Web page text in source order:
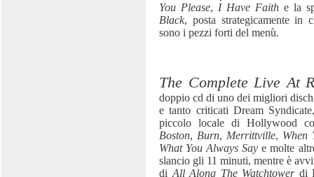
You Please, I Have Faith e la
Black, posta strategicamente in
sono i pezzi forti del menù.
The Complete Live At
doppio cd di uno dei migliori
e tanto criticati Dream
piccolo locale di Hollywood
Boston, Burn, Merrittville, When
What You Always Say e molte
slancio gli 11 minuti, mentre è
di All Along The Watchtowerdi